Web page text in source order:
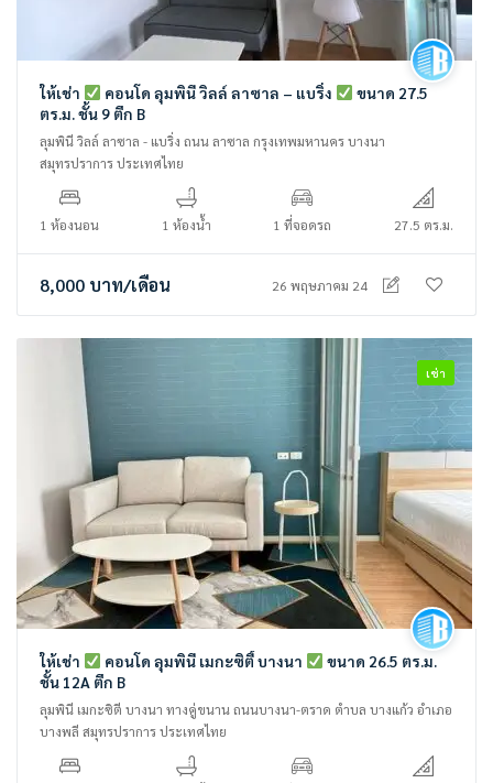
ให้เช่า คอนโด ลุมพินี วิลล์ ลาซาล – แบริ่ง
ขนาด 27.5
ตร.ม. ชั้น 9 ตึก B
ลุมพินี วิลล์ ลาซาล - แบริ่ง ถนน ลาซาล กรุงเทพมหานคร บางนา
สมุทรปราการ ประเทศไทย
1 ห้องนอน 1 ห้องน้ำ 1 ที่จอดรถ 27.5 ตร.ม.
8,000 บาท/เดือน 26 พฤษภาคม 24
เช่า
ให้เช่า คอนโด ลุมพินี เมกะซิตี้ บางนา
ขนาด 26.5 ตร.ม.
ชั้น 12A ตึก B
ลุมพินี เมกะซิตี บางนา ทางคู่ขนาน ถนนบางนา-ตราด ตำบล บางแก้ว อำเภอ
บางพลี สมุทรปราการ ประเทศไทย